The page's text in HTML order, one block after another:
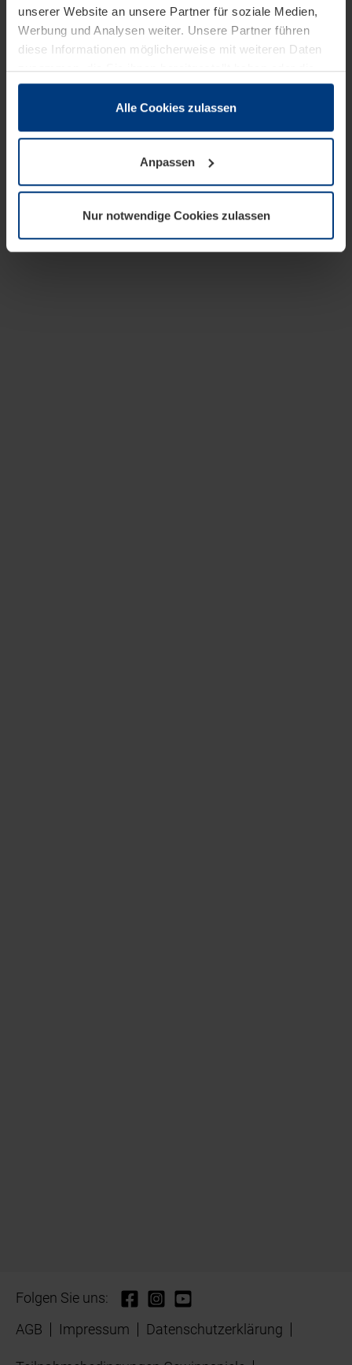
unserer Website an unsere Partner für soziale Medien,
Werbung und Analysen weiter. Unsere Partner führen
diese Informationen möglicherweise mit weiteren Daten
zusammen, die Sie ihnen bereitgestellt haben oder die
sie im Rahmen Ihrer Nutzung der Dienste gesammelt
wenn diese für den Betrieb dieser Seite unbedingt
notwendig sind. Für alle anderen Cookie-Typen benötigen
wir Ihre Erlaubnis. Ihre Einwilligung können Sie jederzeit
Datenschutzerklärungunserer Website ändern oder
widerrufen.
Alle Cookies zulassen
Anpassen
Nur notwendige Cookies zulassen
Folgen Sie uns:
AGB
Impressum Datenschutzerklärung